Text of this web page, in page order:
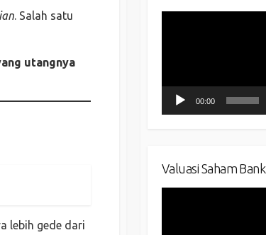
. Salah satu
utangnya
lebih gede dari
00:00
Valuasi Saham